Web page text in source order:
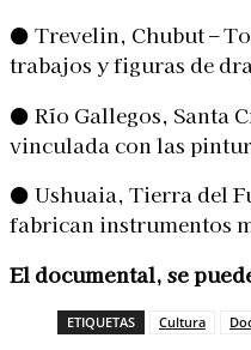
● Trevelin, Chubut –
trabajos y figuras de
● Río Gallegos, Santa
vinculada con las
● Ushuaia, Tierra del
fabrican instrumentos
El documental, se
ETIQUETAS Cultura